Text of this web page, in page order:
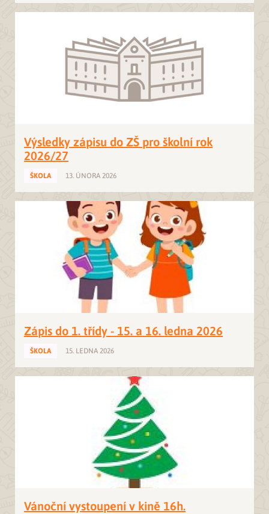
Výsledky zápisu do ZŠ pro školní rok
2026/27
ŠKOLA 13. ÚNORA 2026
Zápis do 1. třídy - 15. a 16. ledna 2026
ŠKOLA 15. LEDNA 2026
Vánoční vystoupení v kině 16h.